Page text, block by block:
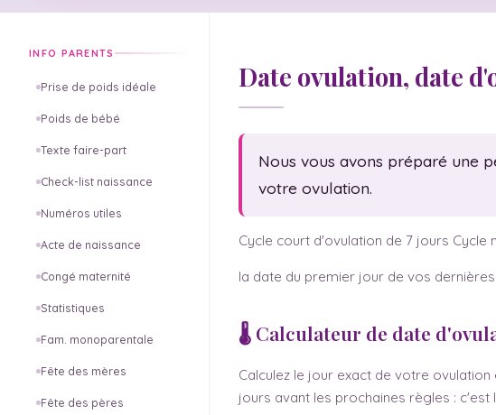
INFO PARENTS
Prise de poids idéale
Poids de bébé
Texte faire-part
Check-list naissance
Numéros utiles
Acte de naissance
Congé maternité
Statistiques
Fam. monoparentale
Fête des mères
Fête des pères
Date ovulation, date
Nous vous avons préparé une
votre ovulation.
Cycle court d'ovulation de 7 jours Cycle
la date du premier jour de vos
🌡️ Calculateur de date
Calculez le jour exact de votre
jours avant les prochaines règles :